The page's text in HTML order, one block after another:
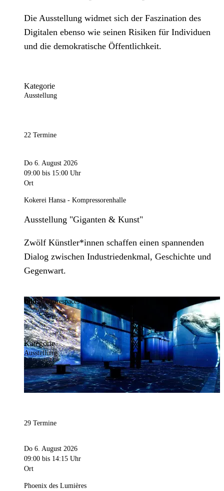
Die Ausstellung widmet sich der Faszination des
Digitalen ebenso wie seinen Risiken für Individuen
und die demokratische Öffentlichkeit.
Kategorie
Ausstellung
22 Termine
Do 6. August 2026
09:00 bis 15:00 Uhr
Ort
Kokerei Hansa - Kompressorenhalle
Ausstellung "Giganten & Kunst"
Zwölf Künstler*innen schaffen einen spannenden
Dialog zwischen Industriedenkmal, Geschichte und
Gegenwart.
Bild:Culturespaces / Falko Wübbecke
Kategorie
Ausstellung
29 Termine
Do 6. August 2026
09:00 bis 14:15 Uhr
Ort
Phoenix des Lumières